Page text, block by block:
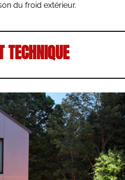
du froid extérieur.
TECHNIQUE